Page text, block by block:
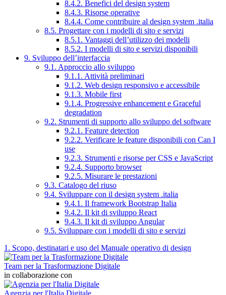
8.4.2. Benefici del design system
8.4.3. Risorse operative
8.4.4. Come contribuire al design system .italia
8.5. Progettare con i modelli di sito e servizi
8.5.1. Vantaggi dell’utilizzo dei modelli
8.5.2. I modelli di sito e servizi disponibili
9. Sviluppo dell’interfaccia
9.1. Approccio allo sviluppo
9.1.1. Attività preliminari
9.1.2. Web design responsivo e accessibile
9.1.3. Mobile first
9.1.4. Progressive enhancement e Graceful
degradation
9.2. Strumenti di supporto allo sviluppo del software
9.2.1. Feature detection
9.2.2. Verificare le feature disponibili con Can I
use
9.2.3. Strumenti e risorse per CSS e JavaScript
9.2.4. Supporto browser
9.2.5. Misurare le prestazioni
9.3. Catalogo del riuso
9.4. Sviluppare con il design system .italia
9.4.1. Il framework Bootstrap Italia
9.4.2. Il kit di sviluppo React
9.4.3. Il kit di sviluppo Angular
9.5. Sviluppare con i modelli di sito e servizi
1. Scopo, destinatari e uso del Manuale operativo di design
Team per la Trasformazione Digitale
in collaborazione con
Agenzia per l'Italia Digitale